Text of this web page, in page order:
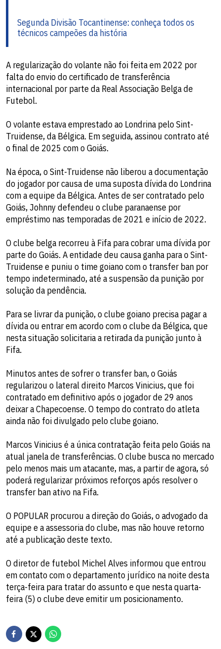
Segunda Divisão Tocantinense: conheça todos os
técnicos campeões da história
A regularização do volante não foi feita em 2022 por
falta do envio do certificado de transferência
internacional por parte da Real Associação Belga de
Futebol.
O volante estava emprestado ao Londrina pelo Sint-
Truidense, da Bélgica. Em seguida, assinou contrato até
o final de 2025 com o Goiás.
Na época, o Sint-Truidense não liberou a documentação
do jogador por causa de uma suposta dívida do Londrina
com a equipe da Bélgica. Antes de ser contratado pelo
Goiás, Johnny defendeu o clube paranaense por
empréstimo nas temporadas de 2021 e início de 2022.
O clube belga recorreu à Fifa para cobrar uma dívida por
parte do Goiás. A entidade deu causa ganha para o Sint-
Truidense e puniu o time goiano com o transfer ban por
tempo indeterminado, até a suspensão da punição por
solução da pendência.
Para se livrar da punição, o clube goiano precisa pagar a
dívida ou entrar em acordo com o clube da Bélgica, que
nesta situação solicitaria a retirada da punição junto à
Fifa.
Minutos antes de sofrer o transfer ban, o Goiás
regularizou o lateral direito Marcos Vinicius, que foi
contratado em definitivo após o jogador de 29 anos
deixar a Chapecoense. O tempo do contrato do atleta
ainda não foi divulgado pelo clube goiano.
Marcos Vinicius é a única contratação feita pelo Goiás na
atual janela de transferências. O clube busca no mercado
pelo menos mais um atacante, mas, a partir de agora, só
poderá regularizar próximos reforços após resolver o
transfer ban ativo na Fifa.
O POPULAR procurou a direção do Goiás, o advogado da
equipe e a assessoria do clube, mas não houve retorno
até a publicação deste texto.
O diretor de futebol Michel Alves informou que entrou
em contato com o departamento jurídico na noite desta
terça-feira para tratar do assunto e que nesta quarta-
feira (5) o clube deve emitir um posicionamento.